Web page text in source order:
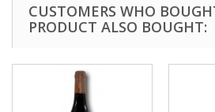
CUSTOMERS WHO
PRODUCT ALSO BOUGHT: